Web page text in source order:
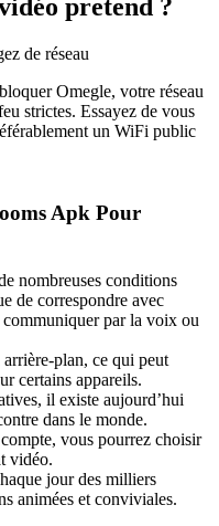
pretend ?
de réseau
Omegle, votre réseau
strictes. Essayez de vous
un WiFi public
Apk Pour
nombreuses conditions
de correspondre avec
communiquer par la voix ou
arrière-plan, ce qui peut
certains appareils.
il existe aujourd’hui
dans le monde.
vous pourrez choisir
vidéo.
jour des milliers
animées et conviviales.